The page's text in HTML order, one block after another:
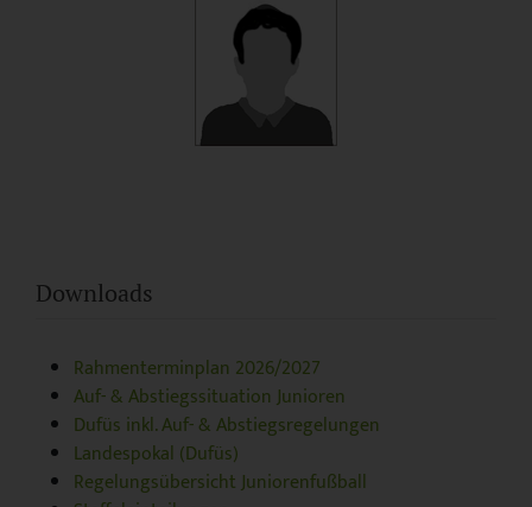
Downloads
Rahmenterminplan 2026/2027
Auf- & Abstiegssituation Junioren
Dufüs inkl. Auf- & Abstiegsregelungen
Landespokal (Dufüs)
Regelungsübersicht Juniorenfußball